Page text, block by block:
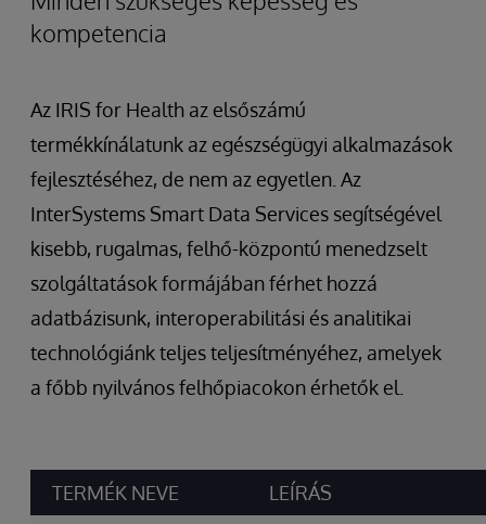
kompetencia
Az IRIS for Health az elsőszámú
termékkínálatunk az egészségügyi alkalmazások
fejlesztéséhez, de nem az egyetlen. Az
InterSystems Smart Data Services segítségével
kisebb, rugalmas, felhő-központú menedzselt
szolgáltatások formájában férhet hozzá
adatbázisunk, interoperabilitási és analitikai
technológiánk teljes teljesítményéhez, amelyek
a főbb nyilvános felhőpiacokon érhetők el.
TERMÉK NEVE
LEÍRÁS